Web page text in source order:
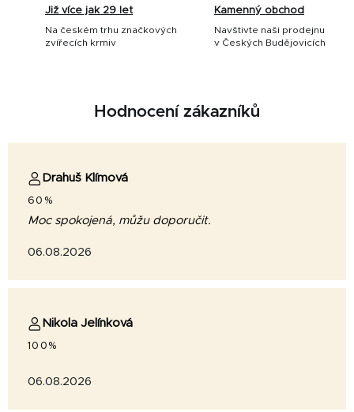
Již více jak 29 let
Na českém trhu značkových
zvířecích krmiv
Kamenný obchod
Navštivte naši prodejnu
v Českých Budějovicích
Hodnocení zákazníků
Drahuš Klímová
60%
Moc spokojená, můžu doporučit.
06.08.2026
Nikola Jelínková
100%
06.08.2026